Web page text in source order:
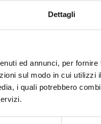
Dettagli
ed annunci, per
sul modo in cui
i quali potrebbero